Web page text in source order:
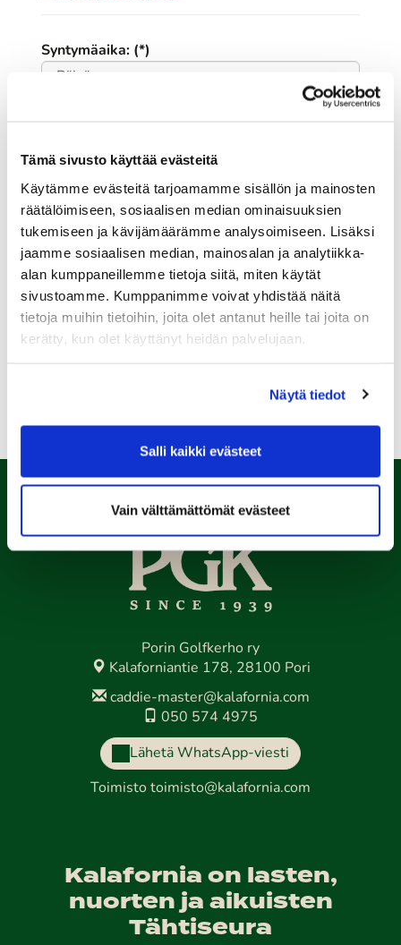
Tämä sivusto käyttää evästeitä
Käytämme evästeitä tarjoamamme sisällön ja mainosten
räätälöimiseen, sosiaalisen median ominaisuuksien
tukemiseen ja kävijämäärämme analysoimiseen. Lisäksi
jaamme sosiaalisen median, mainosalan ja analytiikka-
alan kumppaneillemme tietoja siitä, miten käytät
sivustoamme. Kumppanimme voivat yhdistää näitä
tietoja muihin tietoihin, joita olet antanut heille tai joita on
kerätty, kun olet käyttänyt heidän palvelujaan.
Näytä tiedot
Salli kaikki evästeet
Vain välttämättömät evästeet
Syntymäaika: (*)
Sukupuoli:
Rekisteröidy
Haluan tilata Kalafornia uutiskirjeen
Olen lukenuttietosuojaselosteenja hyväksyn
henkilötietojeni käsittelyn (*)
Porin Golfkerho ry
Kalaforniantie 178, 28100 Pori
caddie-master@kalafornia.com
050 574 4975
Lähetä WhatsApp-viesti
Toimisto toimisto@kalafornia.com
Kalafornia on lasten,
nuorten ja aikuisten
Tähtiseura